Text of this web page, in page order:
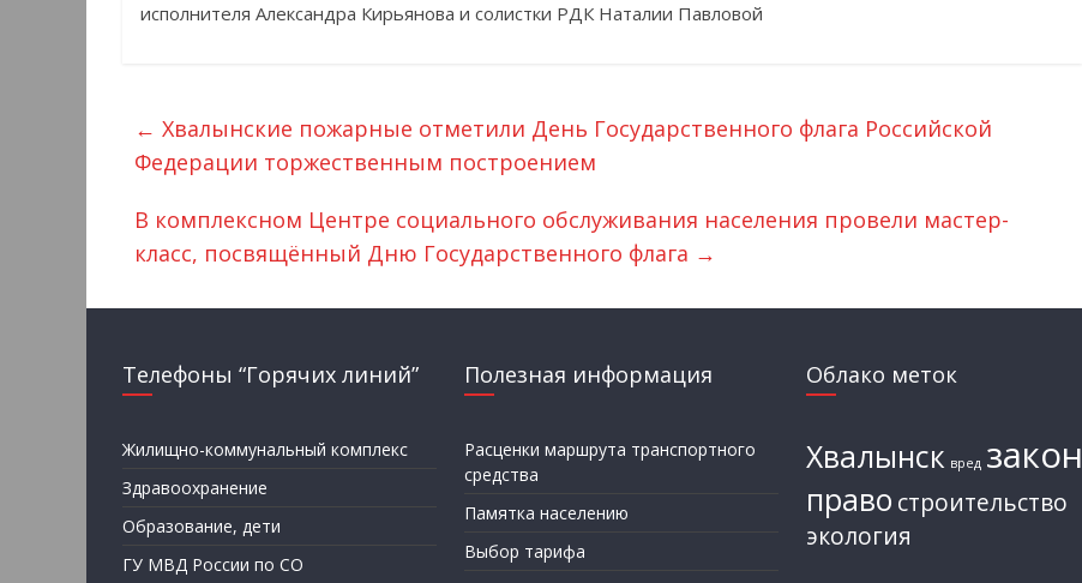
исполнителя Александра Кирьянова и солистки РДК Наталии Павловой
← Хвалынские пожарные отметили День Государственного флага Российской
Федерации торжественным построением
В комплексном Центре социального обслуживания населения провели мастер-
класс, посвящённый Дню Государственного флага →
Телефоны “Горячих линий”
Жилищно-коммунальный комплекс
Здравоохранение
Образование, дети
ГУ МВД России по СО
Полезная информация
Расценки маршрута транспортного
средства
Памятка населению
Выбор тарифа
Облако меток
Хвалынск вред закон
право строительство
экология